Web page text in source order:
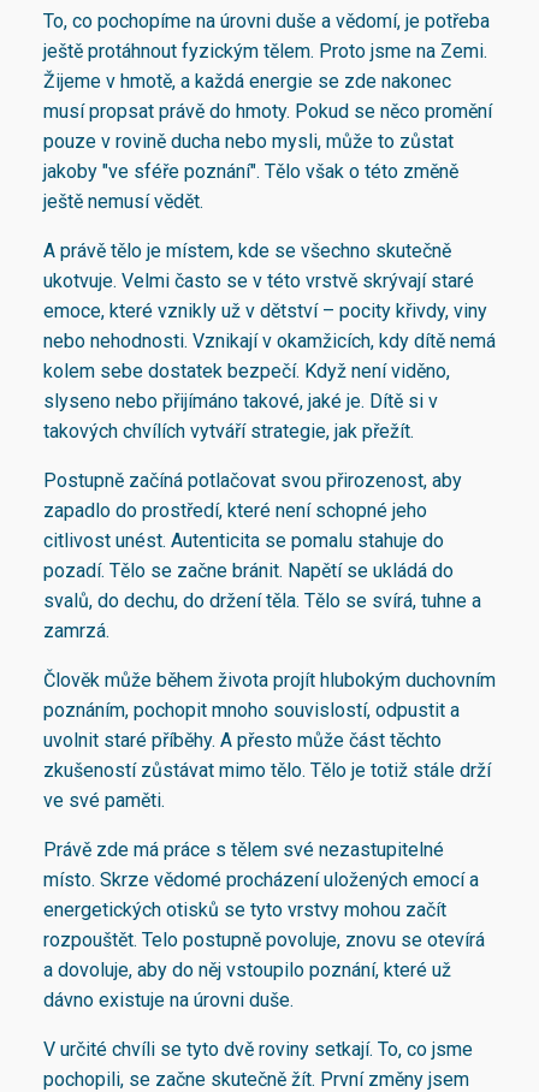
To, co pochopíme na úrovni duše a vědomí, je potřeba
ještě protáhnout fyzickým tělem. Proto jsme na Zemi.
Žijeme v hmotě, a každá energie se zde nakonec
musí propsat právě do hmoty. Pokud se něco promění
pouze v rovině ducha nebo mysli, může to zůstat
jakoby "ve sféře poznání". Tělo však o této změně
ještě nemusí vědět.
A právě tělo je místem, kde se všechno skutečně
ukotvuje. Velmi často se v této vrstvě skrývají staré
emoce, které vznikly už v dětství – pocity křivdy, viny
nebo nehodnosti. Vznikají v okamžicích, kdy dítě nemá
kolem sebe dostatek bezpečí. Když není viděno,
slyseno nebo přijímáno takové, jaké je. Dítě si v
takových chvílích vytváří strategie, jak přežít.
Postupně začíná potlačovat svou přirozenost, aby
zapadlo do prostředí, které není schopné jeho
citlivost unést. Autenticita se pomalu stahuje do
pozadí. Tělo se začne bránit. Napětí se ukládá do
svalů, do dechu, do držení těla. Tělo se svírá, tuhne a
zamrzá.
Člověk může během života projít hlubokým duchovním
poznáním, pochopit mnoho souvislostí, odpustit a
uvolnit staré příběhy. A přesto může část těchto
zkušeností zůstávat mimo tělo. Tělo je totiž stále drží
ve své paměti.
Právě zde má práce s tělem své nezastupitelné
místo. Skrze vědomé procházení uložených emocí a
energetických otisků se tyto vrstvy mohou začít
rozpouštět. Telo postupně povoluje, znovu se otevírá
a dovoluje, aby do něj vstoupilo poznání, které už
dávno existuje na úrovni duše.
V určité chvíli se tyto dvě roviny setkají. To, co jsme
pochopili, se začne skutečně žít. První změny jsem